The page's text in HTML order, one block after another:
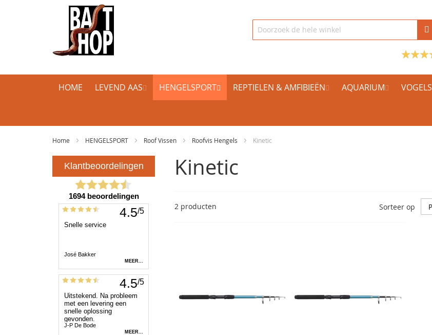
HOME LEVEND AAS HENGELSPORT REPTIELEN & AMFIBIEËN AQUARIUM VOGELS
Home HENGELSPORT Roof Vissen Roofvis Hengels Kinetic
Kinetic
2producten Sorteer op